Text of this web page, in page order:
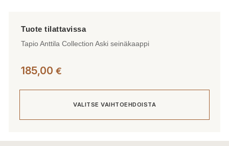
Tapio Anttila Collection Aski seinäkaappi
185,00 €
VALITSE VAIHTOEHDOISTA